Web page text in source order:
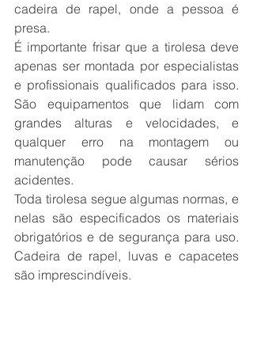
cadeira de rapel, onde a pessoa é
presa.
É importante frisar que a tirolesa deve
apenas ser montada por especialistas
e profissionais qualificados para isso.
São equipamentos que lidam com
grandes alturas e velocidades, e
qualquer erro na montagem ou
manutenção pode causar sérios
acidentes.
Toda tirolesa segue algumas normas, e
nelas são especificados os materiais
obrigatórios e de segurança para uso.
Cadeira de rapel, luvas e capacetes
são imprescindíveis.